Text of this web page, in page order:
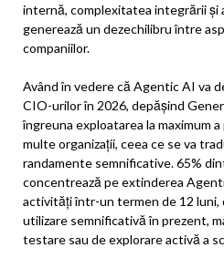
internă, complexitatea integrării și
generează un dezechilibru între
companiilor.
Având în vedere că Agentic AI va
CIO-urilor în 2026, depășind
îngreuna exploatarea la maximum
multe organizații, ceea ce se va
randamente semnificative. 65%
concentrează pe extinderea
activități într-un termen de 12 luni,
utilizare semnificativă în prezent,
testare sau de explorare activă a